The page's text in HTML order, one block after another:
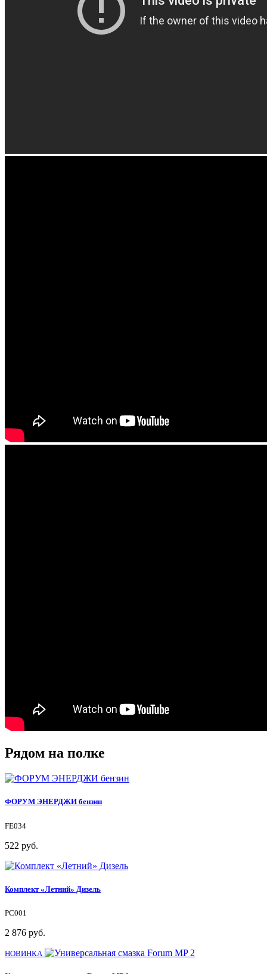
Рядом на полке
ФОРУМ ЭНЕРДЖИ бензин
FE034
522 руб.
Комплект «Летний» Дизель
PC001
2 876 руб.
НОВИНКА